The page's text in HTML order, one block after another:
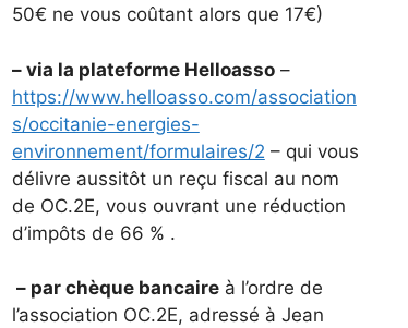
50€ ne vous coûtant alors que 17€)
– via la plateforme Helloasso–
https://www.helloasso.com/association
s/occitanie-energies-
environnement/formulaires/2 – qui vous
délivre aussitôt un reçu fiscal au nom
de OC.2E, vous ouvrant une réduction
d’impôts de 66 % .
– par chèque bancaireà l’ordre de
l’association OC.2E, adressé à Jean